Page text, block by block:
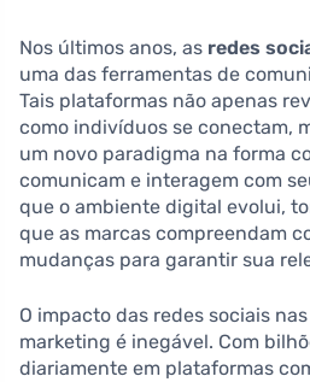
Nos últimos anos, as redes
uma das ferramentas de
Tais plataformas não apenas
como indivíduos se conectam,
um novo paradigma na forma
comunicam e interagem com
que o ambiente digital evolui,
que as marcas compreendam
mudanças para garantir sua
O impacto das redes sociais
marketing é inegável. Com
diariamente em plataformas